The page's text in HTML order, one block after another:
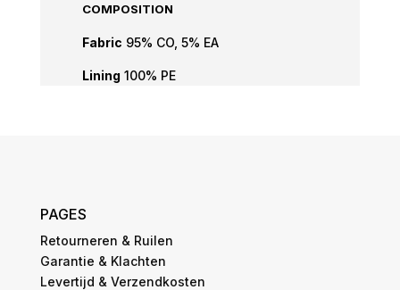
COMPOSITION
Fabric 95% CO, 5% EA
Lining 100% PE
PAGES
Retourneren & Ruilen
Garantie & Klachten
Levertijd & Verzendkosten